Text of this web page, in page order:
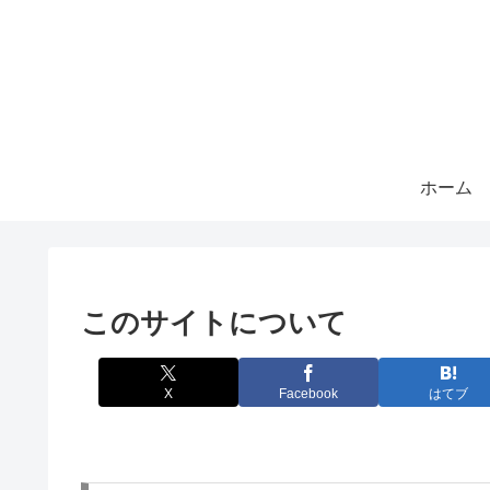
ホーム
このサイトについて
X Facebook はてブ